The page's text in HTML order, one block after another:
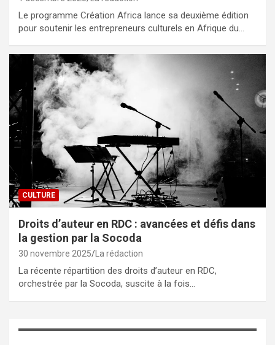
Le programme Création Africa lance sa deuxième édition
pour soutenir les entrepreneurs culturels en Afrique du…
CULTURE
Droits d’auteur en RDC : avancées et défis dans
la gestion par la Socoda
30 novembre 2025 La rédaction
La récente répartition des droits d’auteur en RDC,
orchestrée par la Socoda, suscite à la fois…